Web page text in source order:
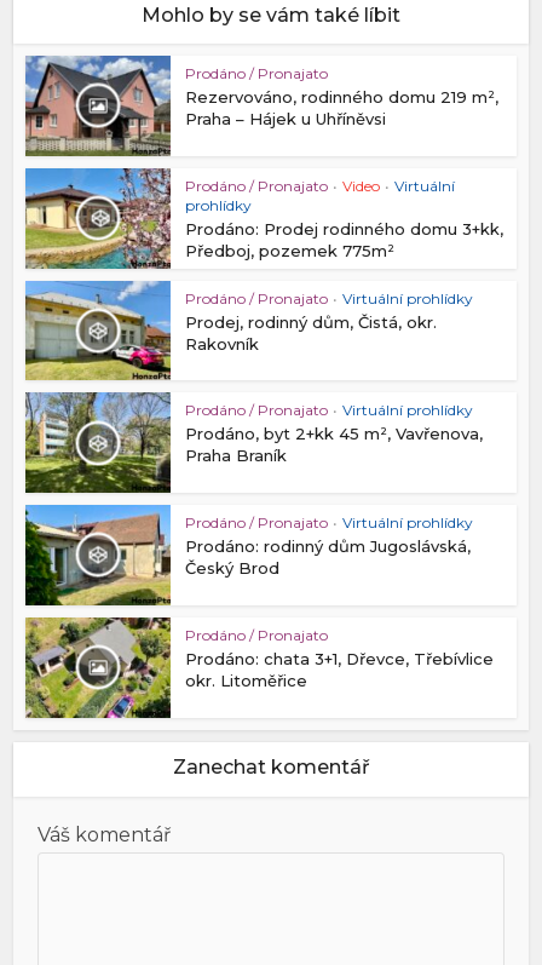
Mohlo by se vám také líbit
Prodáno / Pronajato
Rezervováno, rodinného domu 219 m²,
Praha – Hájek u Uhříněvsi
Prodáno / Pronajato • Video • Virtuální
prohlídky
Prodáno: Prodej rodinného domu 3+kk,
Předboj, pozemek 775m²
Prodáno / Pronajato • Virtuální prohlídky
Prodej, rodinný dům, Čistá, okr.
Rakovník
Prodáno / Pronajato • Virtuální prohlídky
Prodáno, byt 2+kk 45 m², Vavřenova,
Praha Braník
Prodáno / Pronajato • Virtuální prohlídky
Prodáno: rodinný dům Jugoslávská,
Český Brod
Prodáno / Pronajato
Prodáno: chata 3+1, Dřevce, Třebívlice
okr. Litoměřice
Zanechat komentář
Váš komentář